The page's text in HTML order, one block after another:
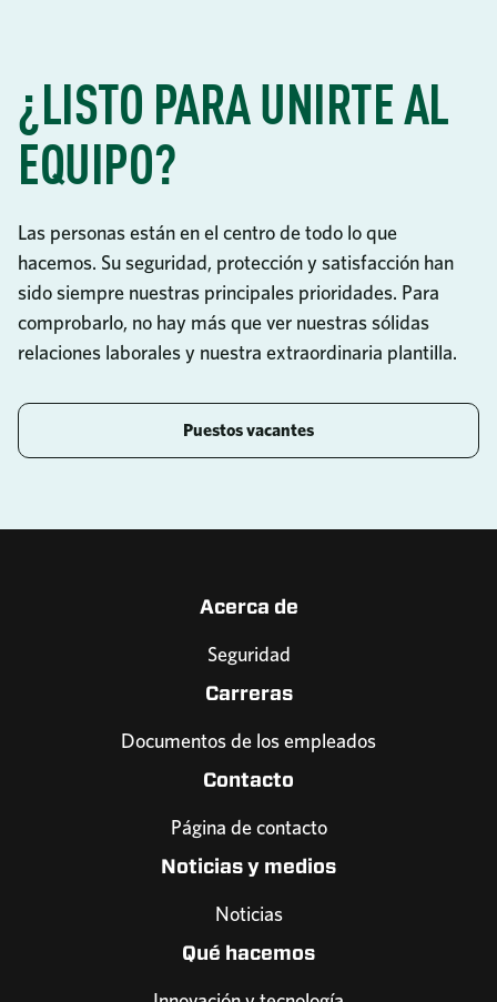
¿LISTO PARA UNIRTE AL
EQUIPO?
Las personas están en el centro de todo lo que
hacemos. Su seguridad, protección y satisfacción han
sido siempre nuestras principales prioridades. Para
comprobarlo, no hay más que ver nuestras sólidas
relaciones laborales y nuestra extraordinaria plantilla.
Puestos vacantes
Acerca de
Seguridad
Carreras
Documentos de los empleados
Contacto
Página de contacto
Noticias y medios
Noticias
Qué hacemos